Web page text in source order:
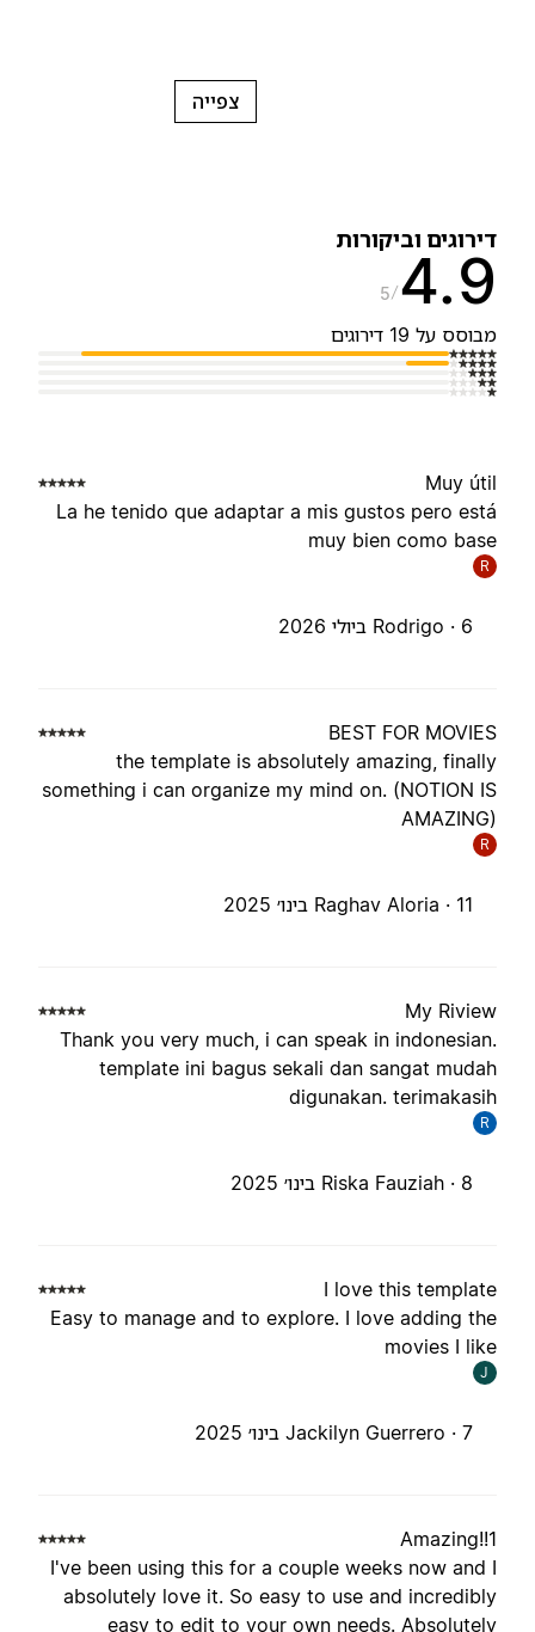
צפייה
וביקורות
5
על 19 דירוגים
Muy
La he tenido que adaptar a mis gustos pero
muy bien como
Rodrigo ·
BEST FOR
the template is absolutely amazing,
something i can organize my mind on. (NOTION
Raghav Aloria ·
My
Thank you very much, i can speak in
template ini bagus sekali dan sangat
digunakan.
Riska Fauziah ·
I love this
Easy to manage and to explore. I love adding
movies I
Jackilyn Guerrero ·
I've been using this for a couple weeks now and
absolutely love it. So easy to use and
easy to edit to your own needs.